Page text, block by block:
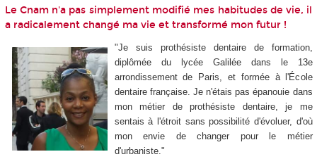
Le Cnam n'a pas simplement modifié mes habitudes de vie, il
a radicalement changé ma vie et transformé mon futur !
"Je suis prothésiste dentaire de formation,
diplômée du lycée Galilée dans le 13e
arrondissement de Paris, et formée à l'École
dentaire française. Je n'étais pas épanouie dans
mon métier de prothésiste dentaire, je me
sentais à l'étroit sans possibilité d'évoluer, d'où
mon envie de changer pour le métier
d'urbaniste."